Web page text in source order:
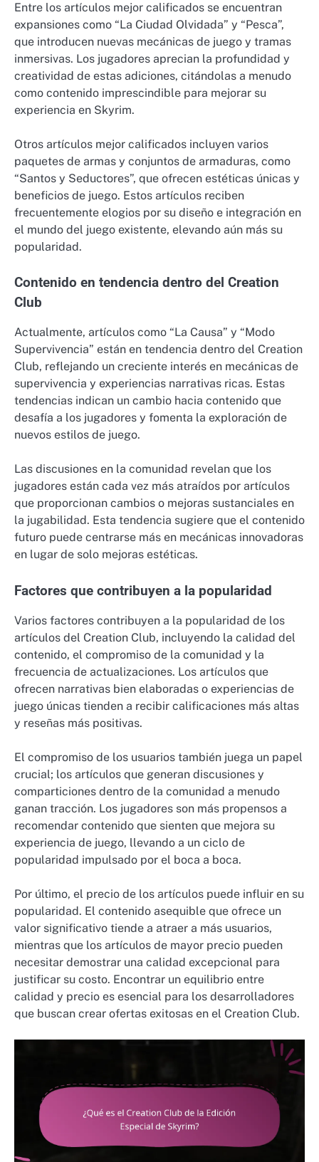
Entre los artículos mejor calificados se encuentran
expansiones como “La Ciudad Olvidada” y “Pesca”,
que introducen nuevas mecánicas de juego y tramas
inmersivas. Los jugadores aprecian la profundidad y
creatividad de estas adiciones, citándolas a menudo
como contenido imprescindible para mejorar su
experiencia en Skyrim.
Otros artículos mejor calificados incluyen varios
paquetes de armas y conjuntos de armaduras, como
“Santos y Seductores”, que ofrecen estéticas únicas y
beneficios de juego. Estos artículos reciben
frecuentemente elogios por su diseño e integración en
el mundo del juego existente, elevando aún más su
popularidad.
Contenido en tendencia dentro del Creation
Club
Actualmente, artículos como “La Causa” y “Modo
Supervivencia” están en tendencia dentro del Creation
Club, reflejando un creciente interés en mecánicas de
supervivencia y experiencias narrativas ricas. Estas
tendencias indican un cambio hacia contenido que
desafía a los jugadores y fomenta la exploración de
nuevos estilos de juego.
Las discusiones en la comunidad revelan que los
jugadores están cada vez más atraídos por artículos
que proporcionan cambios o mejoras sustanciales en
la jugabilidad. Esta tendencia sugiere que el contenido
futuro puede centrarse más en mecánicas innovadoras
en lugar de solo mejoras estéticas.
Factores que contribuyen a la popularidad
Varios factores contribuyen a la popularidad de los
artículos del Creation Club, incluyendo la calidad del
contenido, el compromiso de la comunidad y la
frecuencia de actualizaciones. Los artículos que
ofrecen narrativas bien elaboradas o experiencias de
juego únicas tienden a recibir calificaciones más altas
y reseñas más positivas.
El compromiso de los usuarios también juega un papel
crucial; los artículos que generan discusiones y
comparticiones dentro de la comunidad a menudo
ganan tracción. Los jugadores son más propensos a
recomendar contenido que sienten que mejora su
experiencia de juego, llevando a un ciclo de
popularidad impulsado por el boca a boca.
Por último, el precio de los artículos puede influir en su
popularidad. El contenido asequible que ofrece un
valor significativo tiende a atraer a más usuarios,
mientras que los artículos de mayor precio pueden
necesitar demostrar una calidad excepcional para
justificar su costo. Encontrar un equilibrio entre
calidad y precio es esencial para los desarrolladores
que buscan crear ofertas exitosas en el Creation Club.